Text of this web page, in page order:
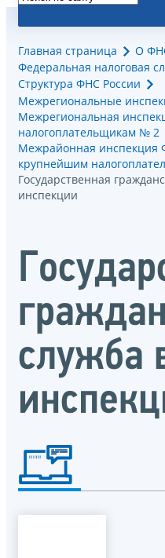
Главная страница
О
Федеральная налоговая
Структура ФНС России
Межрегиональные
Межрегиональная
налогоплательщикам № 2
Межрайонная инспекция
крупнейшим
Государственная
инспекции
служба